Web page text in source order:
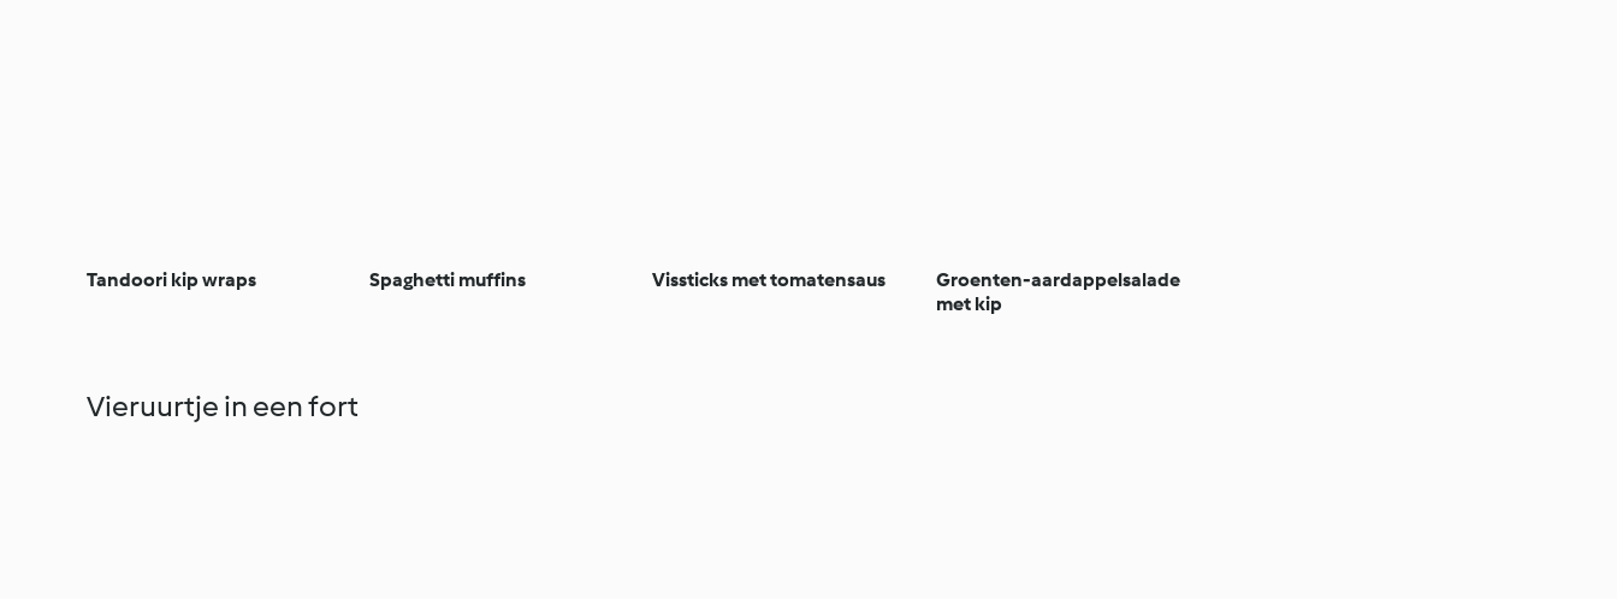
Tandoori kip wraps Spaghetti muffins Vissticks met tomatensaus
Groenten-aardappelsalade
met kip
Vieruurtje in een fort